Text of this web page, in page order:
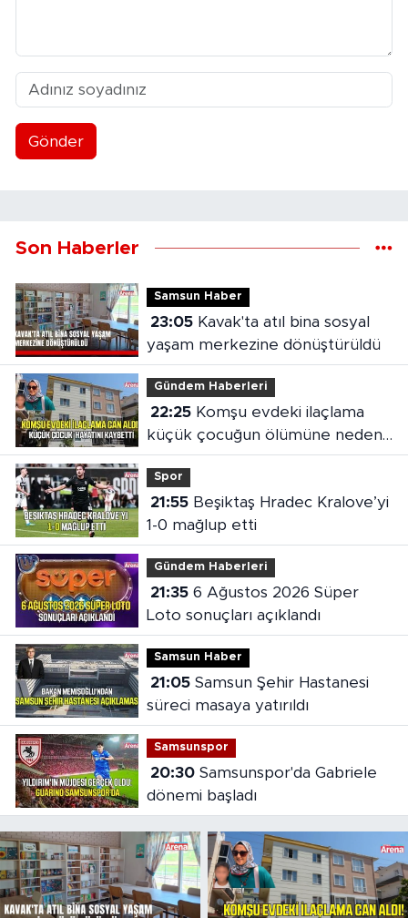
Gönder
Son Haberler
Samsun Haber
23:05Kavak'ta atıl bina sosyal
yaşam merkezine dönüştürüldü
Gündem Haberleri
22:25Komşu evdeki ilaçlama
küçük çocuğun ölümüne neden
oldu
Spor
21:55Beşiktaş Hradec Kralove’yi
1-0 mağlup etti
Gündem Haberleri
21:356 Ağustos 2026 Süper
Loto sonuçları açıklandı
Samsun Haber
21:05Samsun Şehir Hastanesi
süreci masaya yatırıldı
Samsunspor
20:30Samsunspor'da Gabriele
dönemi başladı